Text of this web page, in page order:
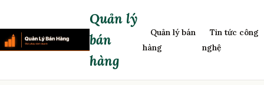
Quản lý
bán
hàng
Quản lý bán
hàng
Tin tức công
nghệ